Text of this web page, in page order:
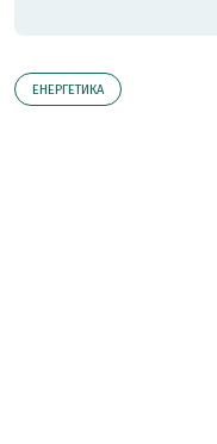
ЕНЕРГЕТИКА